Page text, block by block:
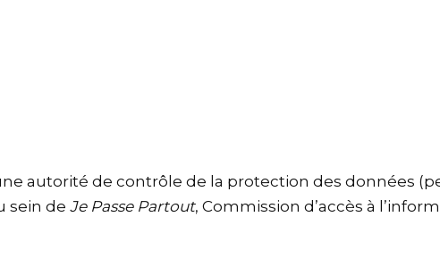
autorité de contrôle de la protection des données
sein de Je Passe Partout, Commission d’accès à